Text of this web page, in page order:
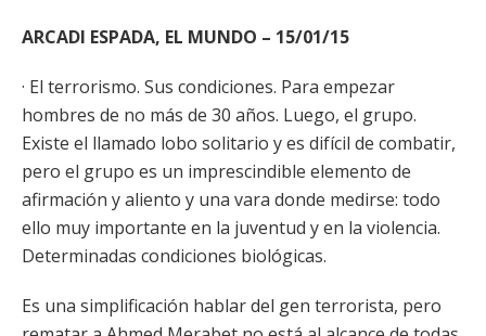
ARCADI ESPADA, EL MUNDO – 15/01/15
· El terrorismo. Sus condiciones. Para empezar
hombres de no más de 30 años. Luego, el grupo.
Existe el llamado lobo solitario y es difícil de combatir,
pero el grupo es un imprescindible elemento de
afirmación y aliento y una vara donde medirse: todo
ello muy importante en la juventud y en la violencia.
Determinadas condiciones biológicas.
Es una simplificación hablar del gen terrorista, pero